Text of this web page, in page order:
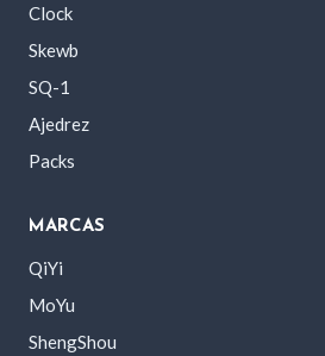
Clock
Skewb
SQ-1
Ajedrez
Packs
MARCAS
QiYi
MoYu
ShengShou